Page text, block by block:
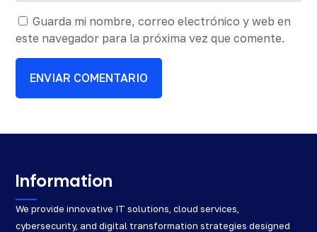
Guarda mi nombre, correo electrónico y web en
este navegador para la próxima vez que comente.
ENVIAR COMENTARIO
Information
We provide innovative IT solutions, cloud services,
cybersecurity, and digital transformation strategies designed